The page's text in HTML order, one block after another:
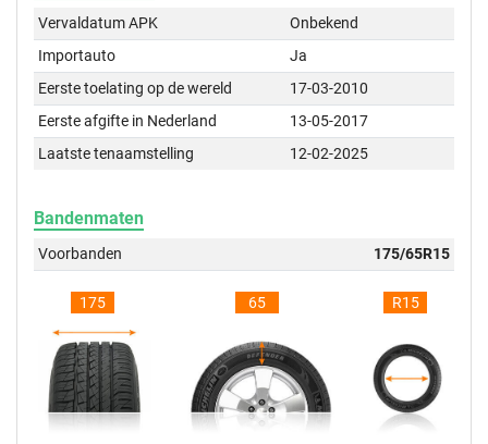
Vervaldatum APK
Onbekend
Importauto
Ja
Eerste toelating op de wereld
17-03-2010
Eerste afgifte in Nederland
13-05-2017
Laatste tenaamstelling
12-02-2025
Bandenmaten
Voorbanden 175/65R15
175 65 R15